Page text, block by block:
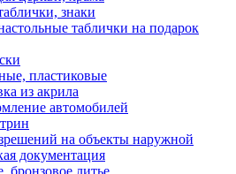
знаки
таблички на подарок
пластиковые
из акрила
автомобилей
на объекты наружной
документация
бронзовое литье